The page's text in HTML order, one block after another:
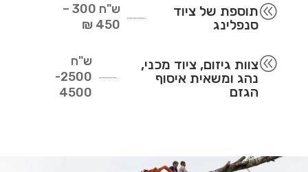
@תוספת של ציוד
סנפלינג
ש"ח
300 –
450 ₪
@צוות גיזום, ציוד מכני,
נהג ומשאית איסוף
הגזם
ש"ח
2500-
4500